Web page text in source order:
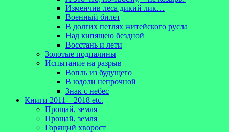
Изменчив леса дикий лик…
Военный билет
В долгих петлях житейского русла
Над кипящею бездной
Восстань и лети
Золотые подпалины
Испытание на разрыв
Вопль из будущего
В юдоли непрочной
Знак с небес
Книги 2011 – 2018 etc.
Прощай, земля
Прощай, земля
Горящий хворост